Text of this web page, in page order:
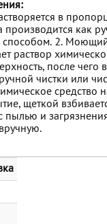
в
производится как
способом. 2.
раствор
после чего
чистки или
средство
щеткой
пылью и